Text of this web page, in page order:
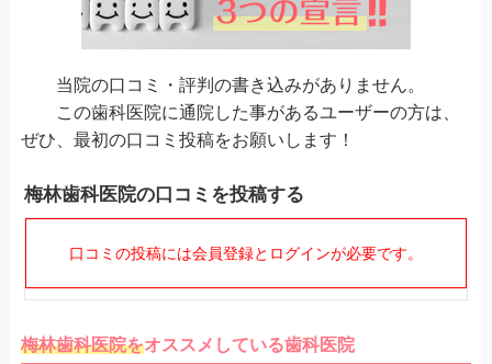
当院の口コミ・評判の書き込みがありません。
この歯科医院に通院した事があるユーザーの方は、
ぜひ、最初の口コミ投稿をお願いします！
梅林歯科医院の口コミを投稿する
口コミの投稿には会員登録とログインが必要です。
梅林歯科医院をオススメしている歯科医院